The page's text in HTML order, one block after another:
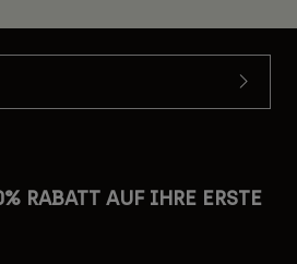
RABATT AUF IHRE ERSTE